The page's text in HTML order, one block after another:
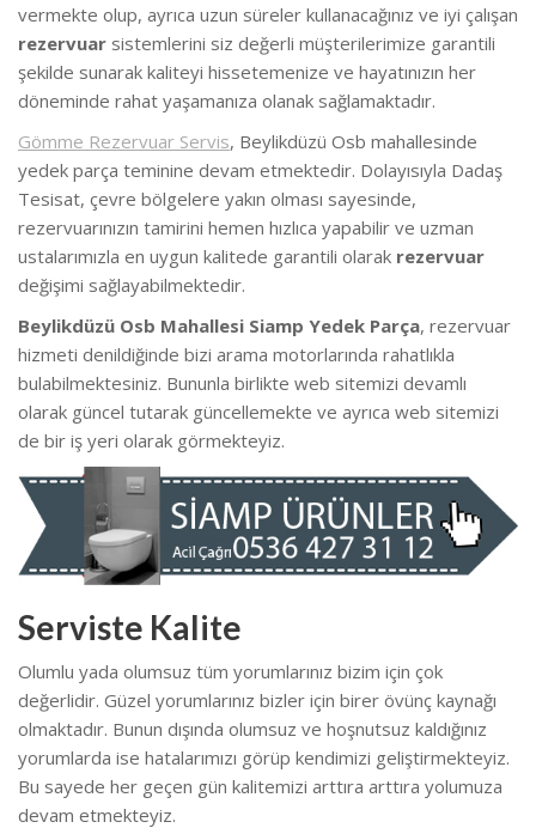
vermekte olup, ayrıca uzun süreler kullanacağınız ve iyi çalışan
rezervuar sistemlerini siz değerli müşterilerimize garantili
şekilde sunarak kaliteyi hissetemenize ve hayatınızın her
döneminde rahat yaşamanıza olanak sağlamaktadır.
Gömme Rezervuar Servis, Beylikdüzü Osb mahallesinde
yedek parça teminine devam etmektedir. Dolayısıyla Dadaş
Tesisat, çevre bölgelere yakın olması sayesinde,
rezervuarınızın tamirini hemen hızlıca yapabilir ve uzman
ustalarımızla en uygun kalitede garantili olarak rezervuar
değişimi sağlayabilmektedir.
Beylikdüzü Osb Mahallesi Siamp Yedek Parça, rezervuar
hizmeti denildiğinde bizi arama motorlarında rahatlıkla
bulabilmektesiniz. Bununla birlikte web sitemizi devamlı
olarak güncel tutarak güncellemekte ve ayrıca web sitemizi
de bir iş yeri olarak görmekteyiz.
Serviste Kalite
Olumlu yada olumsuz tüm yorumlarınız bizim için çok
değerlidir. Güzel yorumlarınız bizler için birer övünç kaynağı
olmaktadır. Bunun dışında olumsuz ve hoşnutsuz kaldığınız
yorumlarda ise hatalarımızı görüp kendimizi geliştirmekteyiz.
Bu sayede her geçen gün kalitemizi arttıra arttıra yolumuza
devam etmekteyiz.